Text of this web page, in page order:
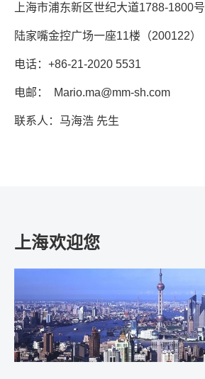
上海市浦东新区世纪大道1788-1800号
陆家嘴金控广场一座11楼（200122）
电话： +86-21-2020 5531
电邮： Mario.ma@mm-sh.com
联系人：马海浩 先生
上海欢迎您